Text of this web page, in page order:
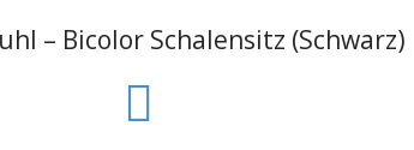
– Bicolor Schalensitz (Schwarz)